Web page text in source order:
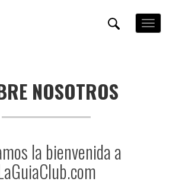
Toggle
navigation
NOSOTROS
la bienvenida a